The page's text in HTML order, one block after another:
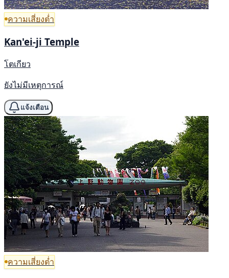
ความเสี่ยงต่ำ
Kan'ei-ji Temple
โตเกียว
ยังไม่มีเหตุการณ์
แจ้งเตือน
ความเสี่ยงต่ำ